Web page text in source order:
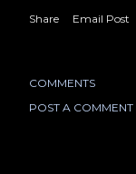
Share Email Post
COMMENTS
POST A COMMENT